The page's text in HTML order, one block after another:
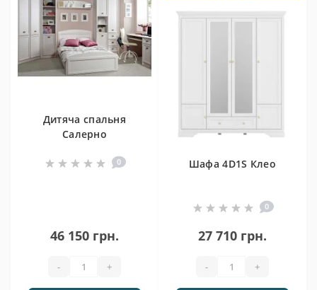
Дитяча спальня
Салерно
0
46 150 грн.
- +
Шафа 4D1S Клео
0
27 710 грн.
- +